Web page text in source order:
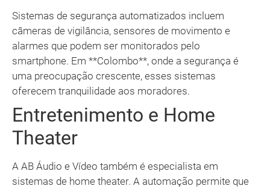
Sistemas de segurança automatizados incluem
câmeras de vigilância, sensores de movimento e
alarmes que podem ser monitorados pelo
smartphone. Em **Colombo**, onde a segurança é
uma preocupação crescente, esses sistemas
oferecem tranquilidade aos moradores.
Entretenimento e Home
Theater
A AB Áudio e Vídeo também é especialista em
sistemas de home theater. A automação permite que